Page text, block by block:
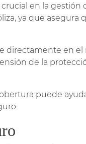
en la gestión
ya que
directamente en
de la
puede